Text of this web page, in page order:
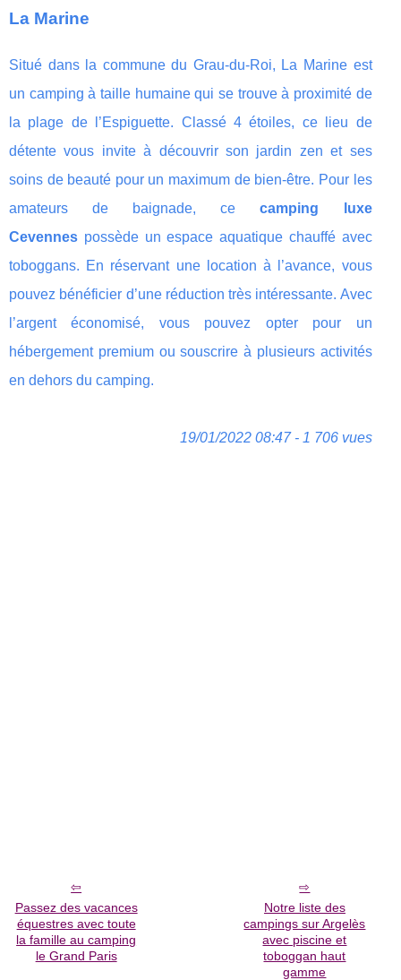
La Marine
Situé dans la commune du Grau-du-Roi, La Marine est
un camping à taille humaine qui se trouve à proximité de
la plage de l’Espiguette. Classé 4 étoiles, ce lieu de
détente vous invite à découvrir son jardin zen et ses
soins de beauté pour un maximum de bien-être. Pour les
amateurs de baignade, cecamping luxe
Cevennes possède un espace aquatique chauffé avec
toboggans. En réservant une location à l’avance, vous
pouvez bénéficier d’une réduction très intéressante. Avec
l’argent économisé, vous pouvez opter pour un
hébergement premium ou souscrire à plusieurs activités
en dehors du camping.
19/01/2022 08:47 - 1 706 vues
Passez des vacances
équestres avec toute
la famille au camping
le Grand Paris
Notre liste des
campings sur Argelès
avec piscine et
toboggan haut
gamme